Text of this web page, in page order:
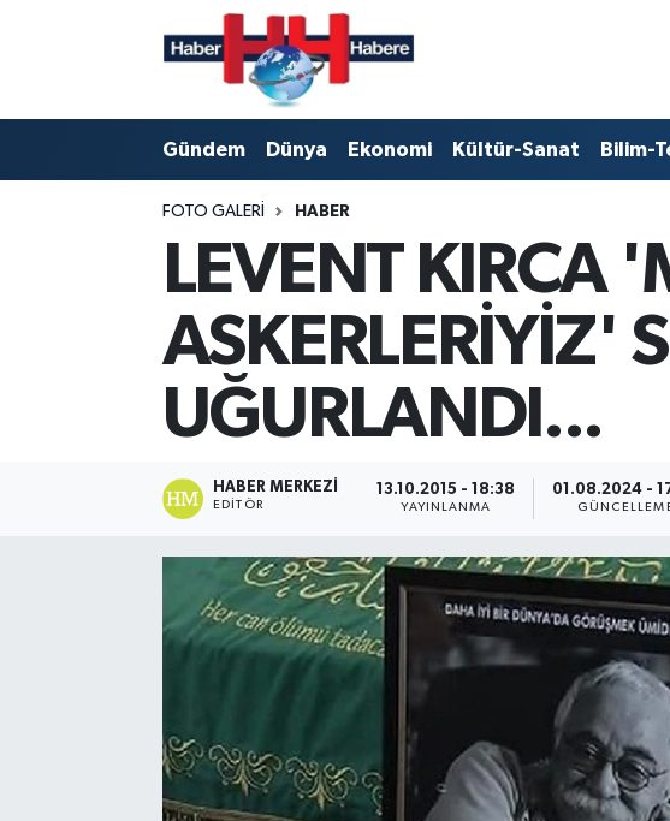
Gündem Dünya Ekonomi Kültür-Sanat Bilim-
FOTO GALERI HABER
LEVENT KIRCA
ASKERLERİYİZ'
UĞURLANDI...
HABER MERKEZI
EDITÖR
13.10.2015 - 18:38
YAYINLANMA
01.08.2024 -
Trafik Durumu
Süper Lig Puan Durumu ve Fikstür
Son Dakika Haberleri